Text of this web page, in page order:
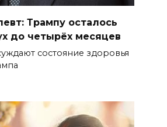
Трампу осталось
до четырёх месяцев
состояние здоровья